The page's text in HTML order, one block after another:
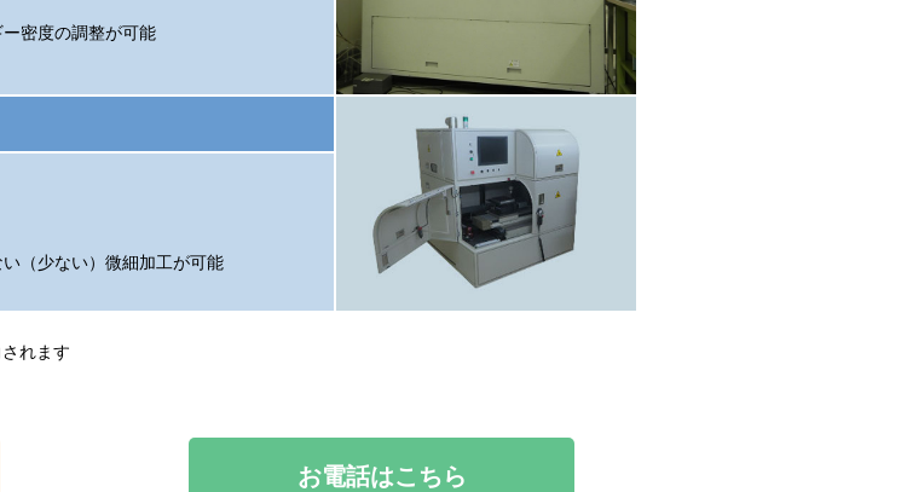
密度の調整が可能
（少ない）微細加工が可能
れます
お電話はこちら